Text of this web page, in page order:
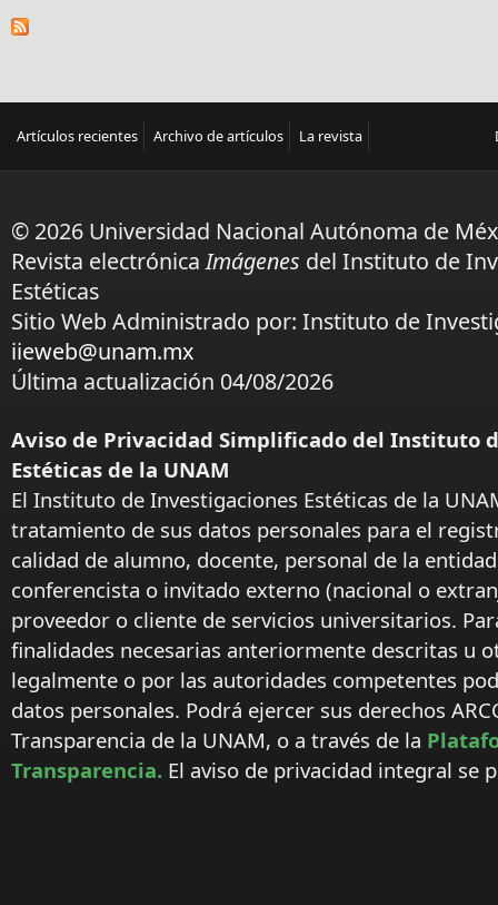
Artículos recientes Archivo de artículos La revista
© 2026 Universidad Nacional Autónoma de
Revista electrónicaImágenes del Instituto de
Estéticas
Sitio Web Administrado por: Instituto de
iieweb@unam.mx
Última actualización 04/08/2026
Aviso de Privacidad Simplificado del Instituto
Estéticas de la UNAM
El Instituto de Investigaciones Estéticas de la
tratamiento de sus datos personales para el
calidad de alumno, docente, personal de la
conferencista o invitado externo (nacional o
proveedor o cliente de servicios universitarios.
finalidades necesarias anteriormente descritas u
legalmente o por las autoridades competentes
datos personales. Podrá ejercer sus derechos
Transparencia de la UNAM, o a través de la
Transparencia. El aviso de privacidad integral se